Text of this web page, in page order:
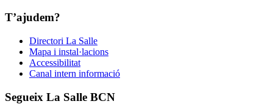
T’ajudem?
Directori La Salle
Mapa i instal·lacions
Accessibilitat
Canal intern informació
Segueix La Salle BCN